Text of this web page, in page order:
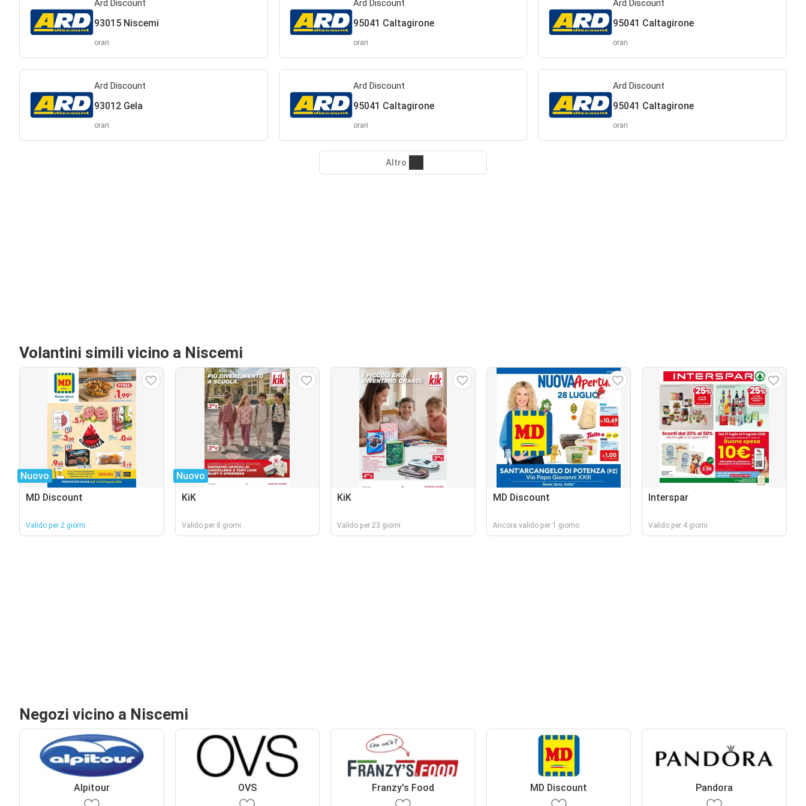
Ard Discount
93015 Niscemi
orari
Ard Discount
95041 Caltagirone
orari
Ard Discount
95041 Caltagirone
orari
Ard Discount
93012 Gela
orari
Ard Discount
95041 Caltagirone
orari
Ard Discount
95041 Caltagirone
orari
Altro
Volantini simili vicino a Niscemi
Nuovo
MD Discount
Valido per 2 giorni
Nuovo
KiK
Valido per 8 giorni
KiK
Valido per 23 giorni
MD Discount
Ancora valido per 1 giorno
Interspar
Valido per 4 giorni
Negozi vicino a Niscemi
Alpitour OVS Franzy's Food MD Discount Pandora